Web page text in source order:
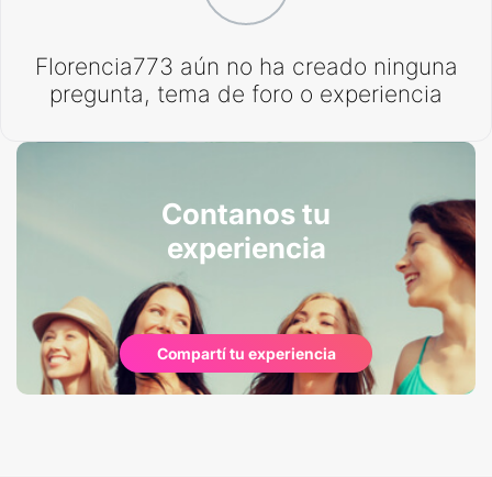
Florencia773 aún no ha creado ninguna
pregunta, tema de foro o experiencia
Contanos tu
experiencia
Compartí tu experiencia